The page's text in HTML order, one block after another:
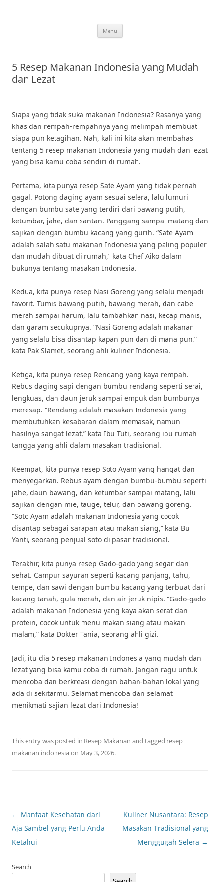
Menu
5 Resep Makanan Indonesia yang Mudah
dan Lezat
Siapa yang tidak suka makanan Indonesia? Rasanya yang
khas dan rempah-rempahnya yang melimpah membuat
siapa pun ketagihan. Nah, kali ini kita akan membahas
tentang 5 resep makanan Indonesia yang mudah dan lezat
yang bisa kamu coba sendiri di rumah.
Pertama, kita punya resep Sate Ayam yang tidak pernah
gagal. Potong daging ayam sesuai selera, lalu lumuri
dengan bumbu sate yang terdiri dari bawang putih,
ketumbar, jahe, dan santan. Panggang sampai matang dan
sajikan dengan bumbu kacang yang gurih. “Sate Ayam
adalah salah satu makanan Indonesia yang paling populer
dan mudah dibuat di rumah,” kata Chef Aiko dalam
bukunya tentang masakan Indonesia.
Kedua, kita punya resep Nasi Goreng yang selalu menjadi
favorit. Tumis bawang putih, bawang merah, dan cabe
merah sampai harum, lalu tambahkan nasi, kecap manis,
dan garam secukupnya. “Nasi Goreng adalah makanan
yang selalu bisa disantap kapan pun dan di mana pun,”
kata Pak Slamet, seorang ahli kuliner Indonesia.
Ketiga, kita punya resep Rendang yang kaya rempah.
Rebus daging sapi dengan bumbu rendang seperti serai,
lengkuas, dan daun jeruk sampai empuk dan bumbunya
meresap. “Rendang adalah masakan Indonesia yang
membutuhkan kesabaran dalam memasak, namun
hasilnya sangat lezat,” kata Ibu Tuti, seorang ibu rumah
tangga yang ahli dalam masakan tradisional.
Keempat, kita punya resep Soto Ayam yang hangat dan
menyegarkan. Rebus ayam dengan bumbu-bumbu seperti
jahe, daun bawang, dan ketumbar sampai matang, lalu
sajikan dengan mie, tauge, telur, dan bawang goreng.
“Soto Ayam adalah makanan Indonesia yang cocok
disantap sebagai sarapan atau makan siang,” kata Bu
Yanti, seorang penjual soto di pasar tradisional.
Terakhir, kita punya resep Gado-gado yang segar dan
sehat. Campur sayuran seperti kacang panjang, tahu,
tempe, dan sawi dengan bumbu kacang yang terbuat dari
kacang tanah, gula merah, dan air jeruk nipis. “Gado-gado
adalah makanan Indonesia yang kaya akan serat dan
protein, cocok untuk menu makan siang atau makan
malam,” kata Dokter Tania, seorang ahli gizi.
Jadi, itu dia 5 resep makanan Indonesia yang mudah dan
lezat yang bisa kamu coba di rumah. Jangan ragu untuk
mencoba dan berkreasi dengan bahan-bahan lokal yang
ada di sekitarmu. Selamat mencoba dan selamat
menikmati sajian lezat dari Indonesia!
This entry was posted in Resep Makanan and tagged resep
makanan indonesia on May 3, 2026.
Post
navigation
← Manfaat Kesehatan dari
Aja Sambel yang Perlu Anda
Ketahui
Kuliner Nusantara: Resep
Masakan Tradisional yang
Menggugah Selera →
Search